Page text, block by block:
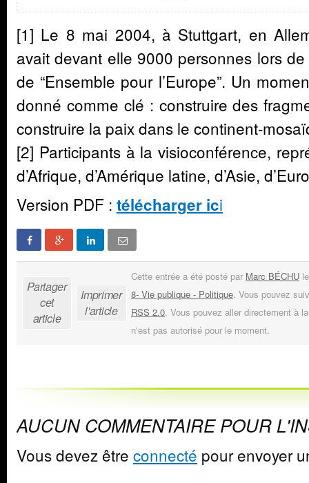
[1] Le 8 mai 2004, à Stuttgart, en
avait devant elle 9000 personnes lors
de “Ensemble pour l’Europe”. Un
donné comme clé : construire des
construire la paix dans le continent-
[2] Participants à la visioconférence,
d’Afrique, d’Amérique latine, d’Asie,
Version PDF : télécharger ici
Partager
cet
article
Imprimer
l'article
Cette entrée a été posté par Marc BÉCHU
8- Vie publique - Politique. Vous pouvez
RSS 2.0. Vous pouvez aller directement à
n'est pas autorisé pour le moment.
AUCUN COMMENTAIRE POUR
Vous devez être connecté pour envoyer